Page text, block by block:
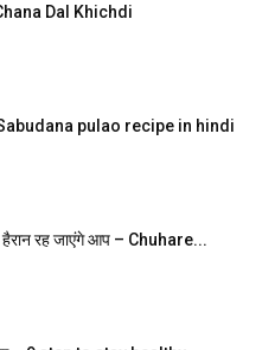
Dal Khichdi
Sabudana pulao recipe in hindi
रह जाएंगे आप – Chuhare...